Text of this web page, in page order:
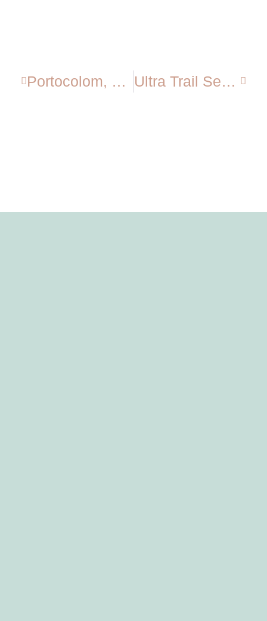
Portocolom, Primer Triatlón De La Temporada!!! Ultra Trail Serra De Tramuntana, Más Que Una Aventura…